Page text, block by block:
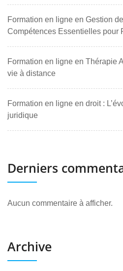
Formation en ligne en Gestion
Compétences Essentielles pour
Formation en ligne en Thérapie
vie à distance
Formation en ligne en droit :
juridique
Derniers
Aucun commentaire à afficher.
Archive